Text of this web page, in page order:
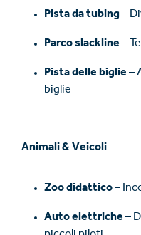
Pista da tubing–
Parco slackline –
Pista delle biglie –
biglie
Animali & Veicoli
Zoo didattico–
Auto elettriche –